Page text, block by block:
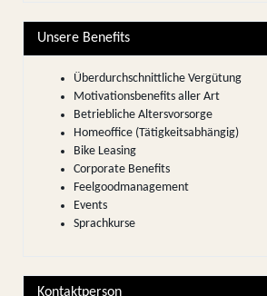
Unsere Benefits
Überdurchschnittliche Vergütung
Motivationsbenefits aller Art
Betriebliche Altersvorsorge
Homeoffice (Tätigkeitsabhängig)
Bike Leasing
Corporate Benefits
Feelgoodmanagement
Events
Sprachkurse
Kontaktperson